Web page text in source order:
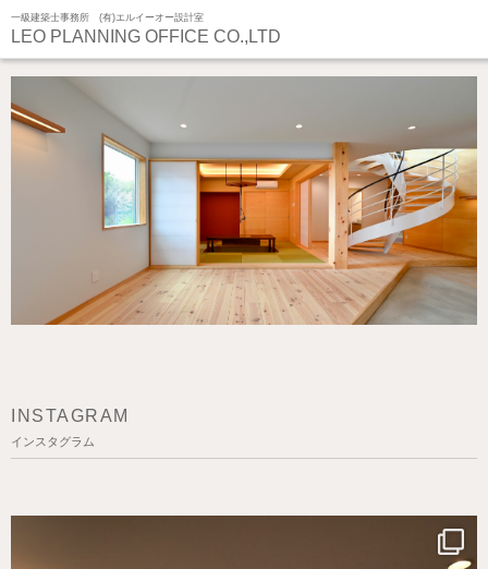
一級建築士事務所 (有)エルイーオー設計室
LEO PLANNING OFFICE CO.,LTD
INSTAGRAM
インスタグラム